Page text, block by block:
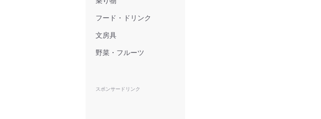
フード・ドリンク
文房具
野菜・フルーツ
スポンサードリンク